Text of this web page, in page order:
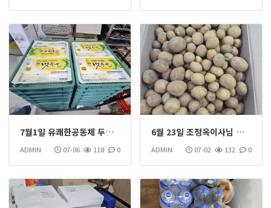
7월1일 유쾌한공동체 두부 24*2 후원 하셨습니다
ADMIN 07-06 118 0
6월 23일 조정옥이사님 알감자 &감자 식재료 후원 하섰습니다
ADMIN 07-02 132 0